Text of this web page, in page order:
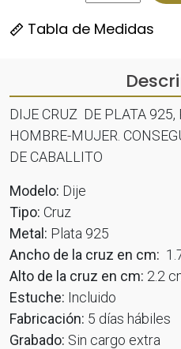
Tabla de Medidas
DIJE CRUZ DE PLATA 925,
HOMBRE-MUJER.
DE CABALLITO
Modelo: Dije
Tipo: Cruz
Metal: Plata 925
Ancho de la cruz en cm:
Alto de la cruz en cm: 2.2
Estuche: Incluido
Fabricación: 5 días hábiles
Grabado: Sin cargo extra